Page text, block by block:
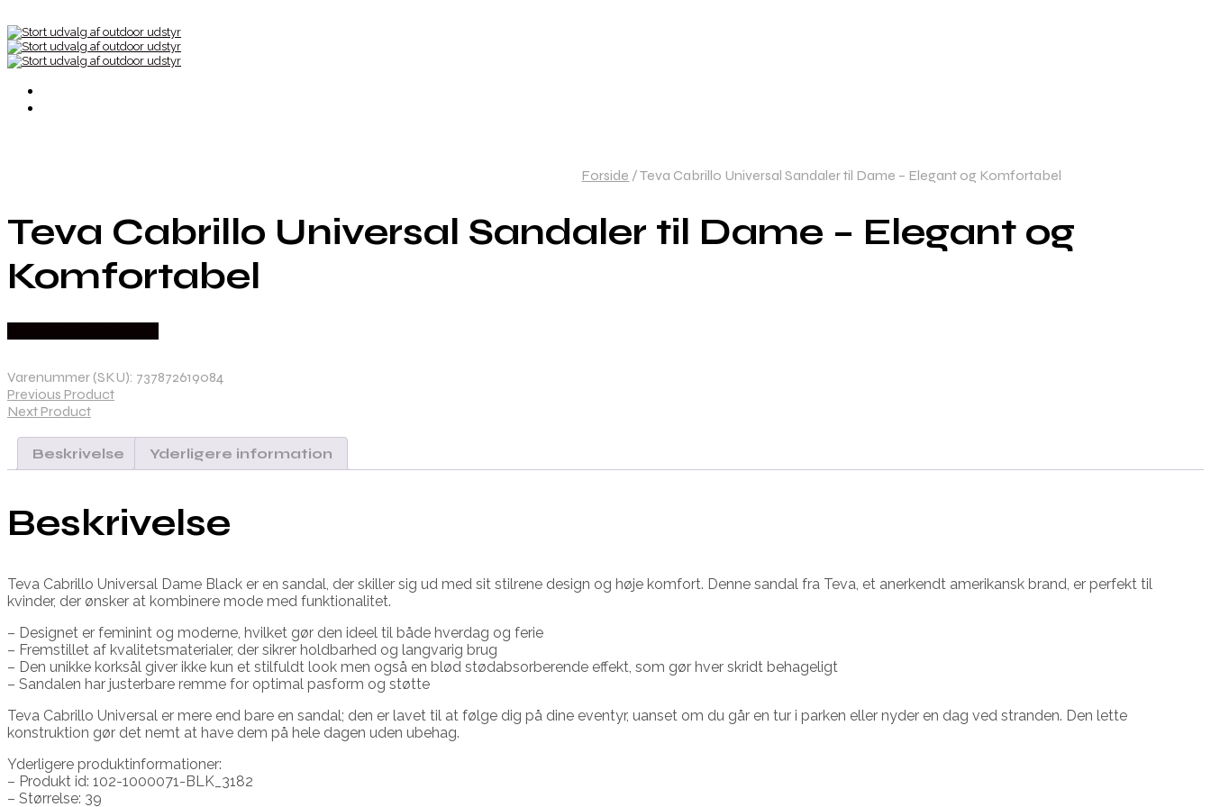
Forside /Teva Cabrillo Universal Sandaler til Dame – Elegant og Komfortabel
Teva Cabrillo Universal Sandaler til Dame – Elegant og
Komfortabel
Varenummer (SKU): 737872619084
Previous Product
Next Product
Beskrivelse Yderligere information
Beskrivelse
Teva Cabrillo Universal Dame Black er en sandal, der skiller sig ud med sit stilrene design og høje komfort. Denne sandal fra Teva, et anerkendt amerikansk brand, er perfekt til
kvinder, der ønsker at kombinere mode med funktionalitet.
– Designet er feminint og moderne, hvilket gør den ideel til både hverdag og ferie
– Fremstillet af kvalitetsmaterialer, der sikrer holdbarhed og langvarig brug
– Den unikke korksål giver ikke kun et stilfuldt look men også en blød stødabsorberende effekt, som gør hver skridt behageligt
– Sandalen har justerbare remme for optimal pasform og støtte
Teva Cabrillo Universal er mere end bare en sandal; den er lavet til at følge dig på dine eventyr, uanset om du går en tur i parken eller nyder en dag ved stranden. Den lette
konstruktion gør det nemt at have dem på hele dagen uden ubehag.
Yderligere produktinformationer:
– Produkt id: 102-1000071-BLK_3182
– Størrelse: 39